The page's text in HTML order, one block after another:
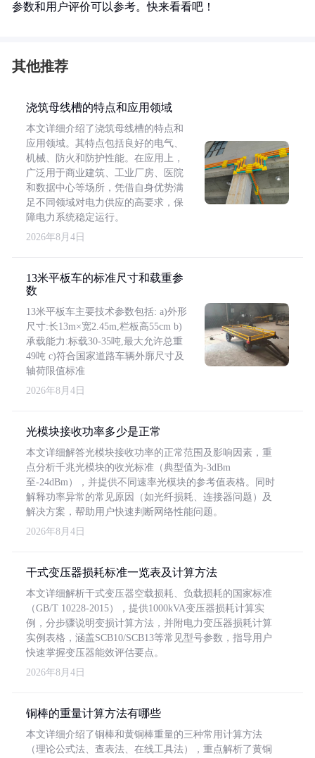
参数和用户评价可以参考。快来看看吧！
其他推荐
浇筑母线槽的特点和应用领域
本文详细介绍了浇筑母线槽的特点和
应用领域。其特点包括良好的电气、
机械、防火和防护性能。在应用上，
广泛用于商业建筑、工业厂房、医院
和数据中心等场所，凭借自身优势满
足不同领域对电力供应的高要求，保
障电力系统稳定运行。
2026年8月4日
13米平板车的标准尺寸和载重参
数
13米平板车主要技术参数包括: a)外形
尺寸:长13m×宽2.45m,栏板高55cm b)
承载能力:标载30-35吨,最大允许总重
49吨 c)符合国家道路车辆外廓尺寸及
轴荷限值标准
2026年8月4日
光模块接收功率多少是正常
本文详细解答光模块接收功率的正常范围及影响因素，重
点分析千兆光模块的收光标准（典型值为-3dBm
至-24dBm），并提供不同速率光模块的参考值表格。同时
解释功率异常的常见原因（如光纤损耗、连接器问题）及
解决方案，帮助用户快速判断网络性能问题。
2026年8月4日
干式变压器损耗标准一览表及计算方法
本文详细解析干式变压器空载损耗、负载损耗的国家标准
（GB/T 10228-2015），提供1000kVA变压器损耗计算实
例，分步骤说明变损计算方法，并附电力变压器损耗计算
实例表格，涵盖SCB10/SCB13等常见型号参数，指导用户
快速掌握变压器能效评估要点。
2026年8月4日
铜棒的重量计算方法有哪些
本文详细介绍了铜棒和黄铜棒重量的三种常用计算方法
（理论公式法、查表法、在线工具法），重点解析了黄铜